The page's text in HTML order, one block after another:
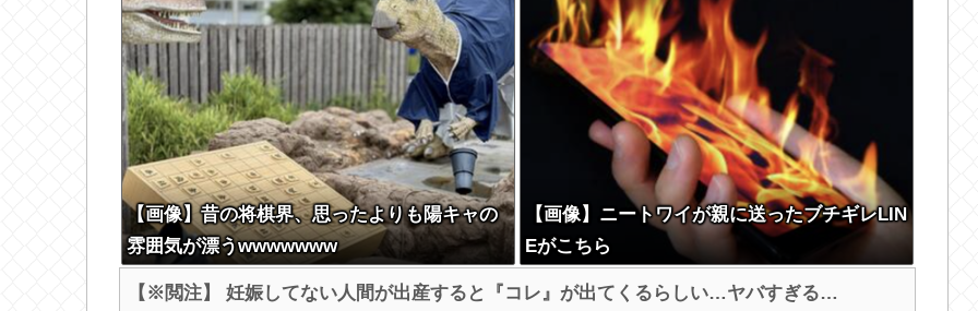
【画像】昔の将棋界、思ったよりも陽キャの
雰囲気が漂うwwwwwww
【画像】ニートワイが親に送ったブチギレLIN
Eがこちら
【※閲注】 妊娠してない人間が出産すると『コレ』が出てくるらしい…ヤバすぎる…